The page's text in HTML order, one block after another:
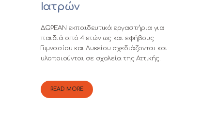
Ιατρών
ΔΩΡΕΑΝ εκπαιδευτικά εργαστήρια για
παιδιά από 4 ετών ως και εφήβους
Γυμνασίου και Λυκείου σχεδιάζονται και
υλοποιούνται σε σχολεία της Αττικής.
READ MORE